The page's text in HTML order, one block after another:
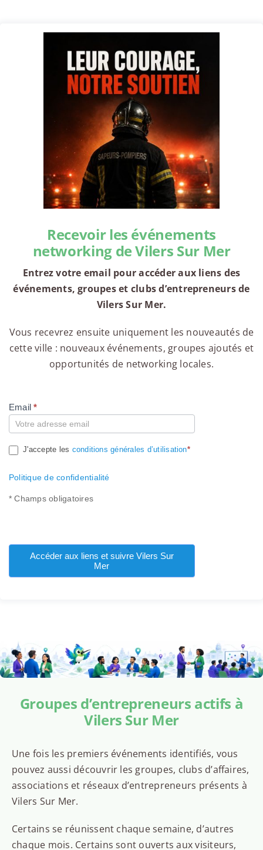
Recevoir les événements
networking de Vilers Sur Mer
Entrez votre email pour accéder aux liens des
événements, groupes et clubs d’entrepreneurs de
Vilers Sur Mer.
Vous recevrez ensuite uniquement les nouveautés de
cette ville : nouveaux événements, groupes ajoutés et
opportunités de networking locales.
Compte
Email*
J'accepte les conditions générales d’utilisation*
Politique de confidentialité
* Champs obligatoires
Accéder aux liens et suivre Vilers Sur
Mer
Groupes d’entrepreneurs actifs à
Vilers Sur Mer
Une fois les premiers événements identifiés, vous
pouvez aussi découvrir les groupes, clubs d’affaires,
associations et réseaux d’entrepreneurs présents à
Vilers Sur Mer.
Certains se réunissent chaque semaine, d’autres
chaque mois. Certains sont ouverts aux visiteurs,